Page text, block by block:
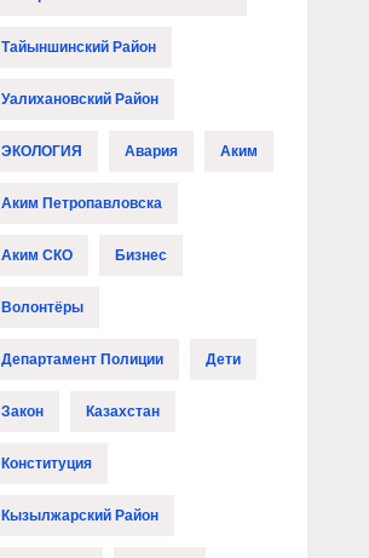
Тайыншинский Район
Уалихановский Район
ЭКОЛОГИЯ Авария Аким
Аким Петропавловска
Аким СКО Бизнес
Волонтёры
Департамент Полиции Дети
Закон Казахстан
Конституция
Кызылжарский Район